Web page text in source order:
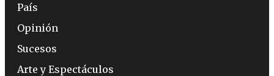
País
Opinión
Sucesos
Arte y Espectáculos